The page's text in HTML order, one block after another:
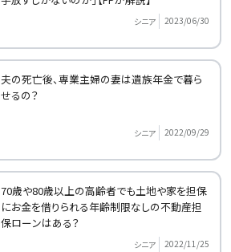
シニア 2023/06/30
夫の死亡後、専業主婦の妻は遺族年金で暮ら
せるの？
シニア 2022/09/29
70歳や80歳以上の高齢者でも土地や家を担保
にお金を借りられる年齢制限なしの不動産担
保ローンはある？
シニア 2022/11/25